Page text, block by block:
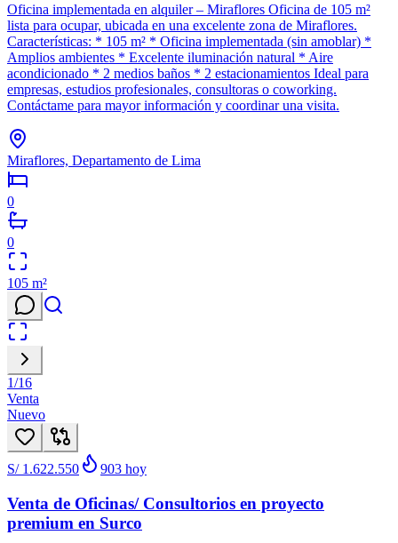
Oficina implementada en alquiler – Miraflores Oficina de 105 m²
lista para ocupar, ubicada en una excelente zona de Miraflores.
Características: * 105 m² * Oficina implementada (sin amoblar) *
Amplios ambientes * Excelente iluminación natural * Aire
acondicionado * 2 medios baños * 2 estacionamientos Ideal para
empresas, estudios profesionales, consultoras o coworking.
Contáctame para mayor información y coordinar una visita.
Miraflores, Departamento de Lima
0
0
105 m²
1/16
Venta
Nuevo
S/ 1.622.550 903 hoy
Venta de Oficinas/ Consultorios en proyecto
premium en Surco